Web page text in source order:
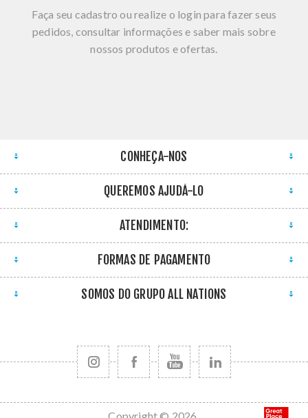
Faça seu cadastro ou realize o login para fazer seus
pedidos, consultar informações e saber mais sobre
nossos produtos e ofertas.
CONHEÇA-NOS
QUEREMOS AJUDÁ-LO
ATENDIMENTO:
FORMAS DE PAGAMENTO
SOMOS DO GRUPO ALL NATIONS